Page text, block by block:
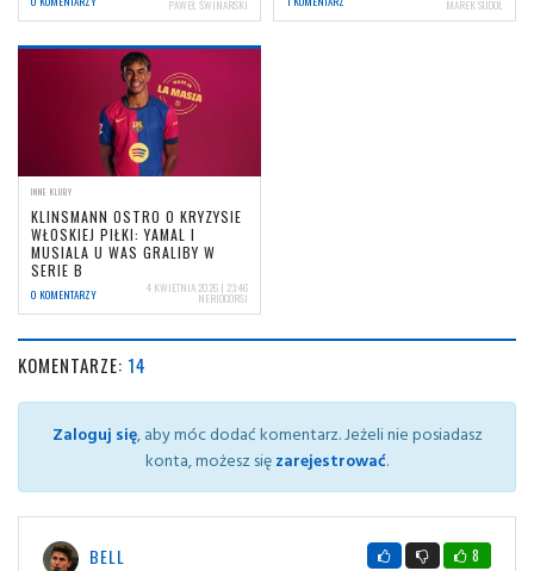
PAWEŁ ŚWINARSKI MAREK SUDOŁ
INNE KLUBY
KLINSMANN OSTRO O KRYZYSIE
WŁOSKIEJ PIŁKI: YAMAL I
MUSIALA U WAS GRALIBY W
SERIE B
0 KOMENTARZY 4 KWIETNIA 2026 | 23:46
NERIOCORSI
KOMENTARZE: 14
Zaloguj się, aby móc dodać komentarz. Jeżeli nie posiadasz
konta, możesz sięzarejestrować.
BELL
8